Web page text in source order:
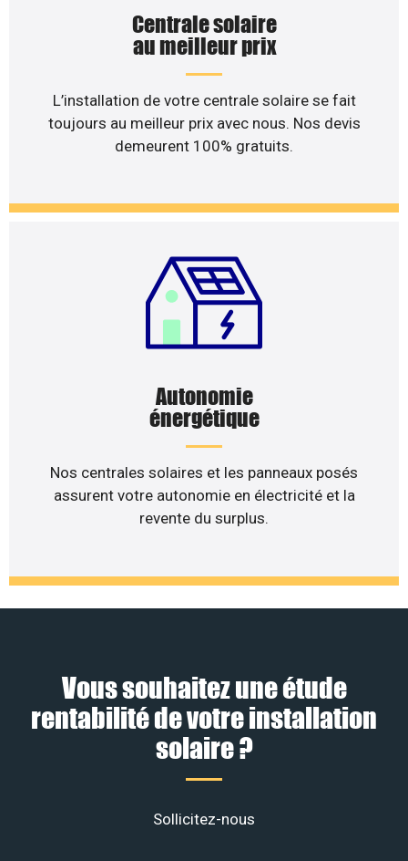
Centrale solaire
au meilleur prix
L’installation de votre centrale solaire se fait
toujours au meilleur prix avec nous. Nos devis
demeurent 100% gratuits.
Autonomie
énergétique
Nos centrales solaires et les panneaux posés
assurent votre autonomie en électricité et la
revente du surplus.
Vous souhaitez une étude
rentabilité de votre installation
solaire ?
Sollicitez-nous